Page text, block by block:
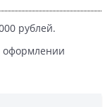
рублей.
оформлении